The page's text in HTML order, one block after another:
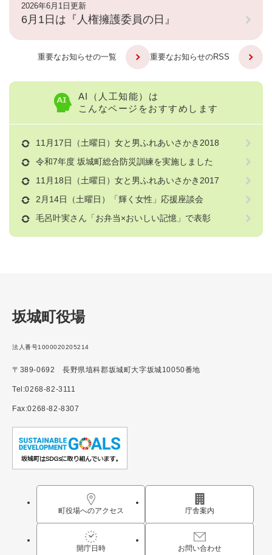
2026年6月1日更新
6月1日は『人権擁護委員の日』
重要なお知らせの一覧 重要なお知らせのRSS
AI（人工知能）は
こんなページをおすすめします
11月17日（土曜日）女と男ふれあいさかき2018
令和7年度 坂城町総合防災訓練を実施しました
11月18日（土曜日）女と男ふれあいさかき2017
2月14日（土曜日）「輝く女性」応援座談会
毛呂叶実さん「お弁当×おいしい記憶」で表彰
坂城町役場
法人番号1000020205214
〒389-0692 長野県埴科郡坂城町大字坂城10050番地
Tel:0268-82-3111
Fax:0268-82-8307
町役場へのアクセス 庁舎案内
開庁日時 お問い合わせ